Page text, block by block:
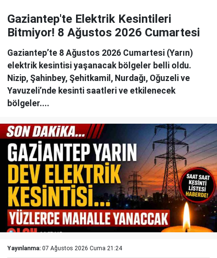
Gaziantep'te Elektrik Kesintileri
Bitmiyor! 8 Ağustos 2026 Cumartesi
Gaziantep’te 8 Ağustos 2026 Cumartesi (Yarın)
elektrik kesintisi yaşanacak bölgeler belli oldu.
Nizip, Şahinbey, Şehitkamil, Nurdağı, Oğuzeli ve
Yavuzeli’nde kesinti saatleri ve etkilenecek
bölgeler....
Yayınlanma: 07 Ağustos 2026 Cuma 21:24